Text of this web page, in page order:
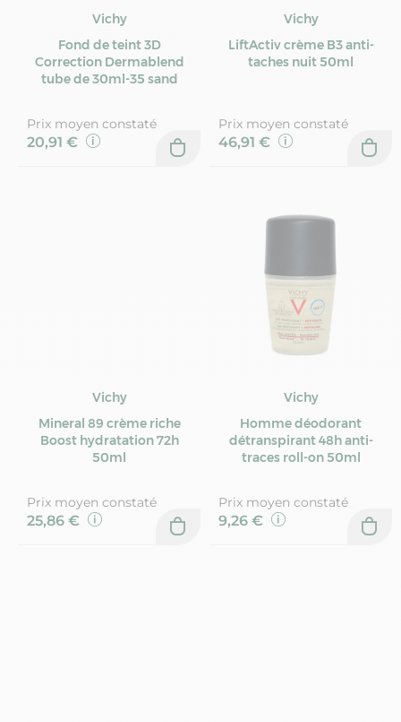
Vichy
Fond de teint 3D
Correction Dermablend
tube de 30ml-35 sand
Prix moyen constaté
20,91 €
Vichy
LiftActiv crème B3 anti-
taches nuit 50ml
Prix moyen constaté
46,91 €
Vichy
Mineral 89 crème riche
Boost hydratation 72h
50ml
Prix moyen constaté
25,86 €
Vichy
Homme déodorant
détranspirant 48h anti-
traces roll-on 50ml
Prix moyen constaté
9,26 €